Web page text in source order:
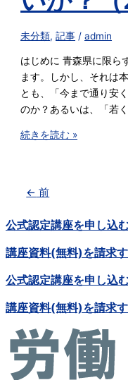
未分類,記事 /admin
はじめに 青森県に限ら
ます。しかし、それは
とも、「今まで通り安
のか？あるいは、「若
続きを読む »
← 前
公式認定講座を申し込
講座資料(無料)を請求
公式認定講座を申し込
講座資料(無料)を請求